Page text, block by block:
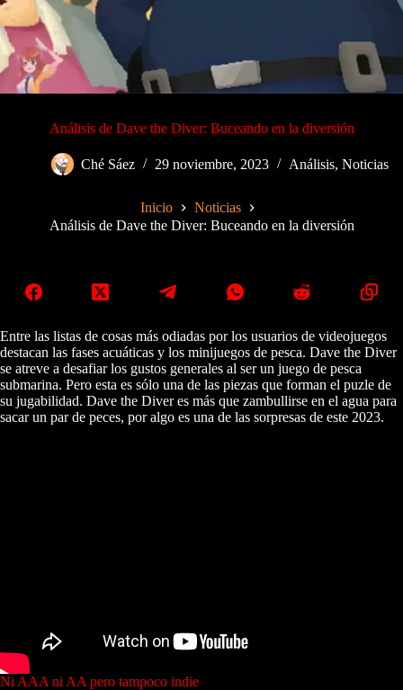
Análisis de Dave the Diver: Buceando en la diversión
Ché Sáez 29 noviembre, 2023 Análisis, Noticias
Inicio
Noticias
Análisis de Dave the Diver: Buceando en la diversión
Entre las listas de cosas más odiadas por los usuarios de videojuegos
destacan las fases acuáticas y los minijuegos de pesca. Dave the Diver
se atreve a desafiar los gustos generales al ser un juego de pesca
submarina. Pero esta es sólo una de las piezas que forman el puzle de
su jugabilidad. Dave the Diver es más que zambullirse en el agua para
sacar un par de peces, por algo es una de las sorpresas de este 2023.
Ni AAA ni AA pero tampoco indie